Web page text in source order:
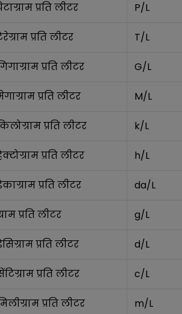
प्रति लीटर P/L
प्रति लीटर T/L
प्रति लीटर G/L
प्रति लीटर M/L
प्रति लीटर k/L
प्रति लीटर h/L
प्रति लीटर da/L
प्रति लीटर g/L
प्रति लीटर d/L
प्रति लीटर c/L
प्रति लीटर m/L